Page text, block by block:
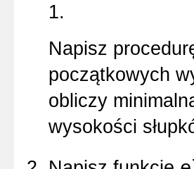
1.
Napisz
początkowych
obliczy
wysokości